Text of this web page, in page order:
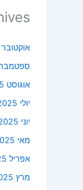
אוקטובר 2025
ספטמבר
אוגוסט 2025
יולי 2025
יוני 2025
מאי 2025
אפריל 2025
מרץ 2025